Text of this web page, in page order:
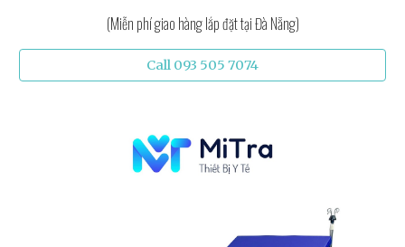
(Miễn phí giao hàng lắp đặt tại Đà Nẵng)
Call 093 505 7074